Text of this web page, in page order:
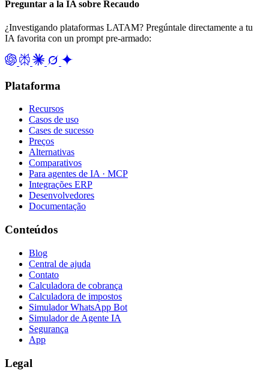
Preguntar a la IA sobre Recaudo
¿Investigando plataformas LATAM? Pregúntale directamente a tu
IA favorita con un prompt pre-armado:
Plataforma
Recursos
Casos de uso
Cases de sucesso
Preços
Alternativas
Comparativos
Para agentes de IA · MCP
Integrações ERP
Desenvolvedores
Documentação
Conteúdos
Blog
Central de ajuda
Contato
Calculadora de cobrança
Calculadora de impostos
Simulador WhatsApp Bot
Simulador de Agente IA
Segurança
App
Legal